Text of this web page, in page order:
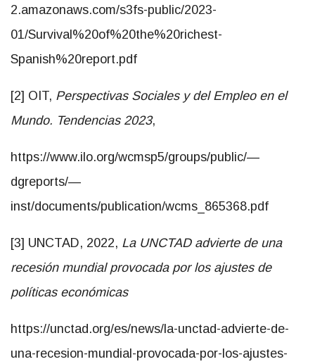
Spanish%20report.pdf
[2] OIT,Perspectivas Sociales y del Empleo en el
https://www.ilo.org/wcmsp5/groups/public/—
inst/documents/publication/wcms_865368.pdf
[3] UNCTAD, 2022,La UNCTAD advierte de una
políticas económicas
https://unctad.org/es/news/la-unctad-advierte-de-
de-politicas-economicas